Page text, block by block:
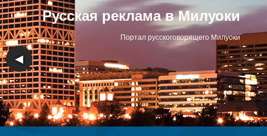
Русская реклама в Милуоки
Портал русскоговорящего Милуоки
◀ ▶